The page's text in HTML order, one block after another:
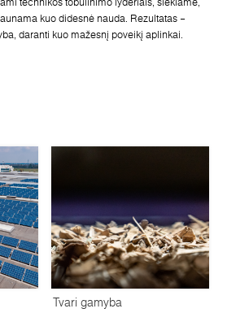
kuo didesnė nauda. Rezultatas –
daranti kuo mažesnį poveikį aplinkai.
Tvari gamyba